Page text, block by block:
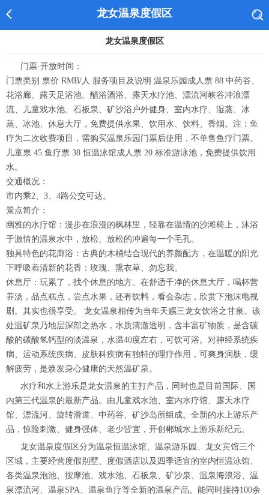
龙女温泉度假区
龙女温泉度假区
门票·开放时间：
门票类别 票价 RMB/人 服务项目及说明 温泉乐园成人票 88 中药谷、
花浴廊、露天足浴池、醋浴酒浴、露天水疗池、漂流河峡谷冲浪漂
流、儿童戏水池、石板泉、矿沙浴户外健身、室内水疗、湿蒸、冰
蒸、冰池、休息大厅，免费提供水果、饮用水、饮料、香烟。注：鱼
疗为二次收费项目，需购买温泉乐园门票后使用，不单售鱼疗门票。
儿童票 45 鱼疗票 38 恒温泳馆成人票 20 标准游泳池，免费提供饮用
水。
交通概况：
市内乘2、3、4路公交可达。
景点简介：
幽雅的水疗馆：漫步在浪漫的枫林里，轻靠在温情的沙滩椅上，沐浴
于激情的温泉水中，放松、放松的冲遍每一个毛孔。
独具特色的花廊浴：古典的木桶结合现代的养颜配方，在温暖的阳光
下呼吸着清新的花香：玫瑰、熏衣草、勿忘我。
休息厅：玩累了，找个休息的地方。在舒适干净的休息大厅，喝杯营
养汤，品点糕点，尝点水果，还有饮料，看会杂志，欣赏下泡沫电视
剧。其实也很享受。 龙女温泉相传为当年天赐三龙女饮浴之甘泉。该
处温矿泉乃地层深部之热水，水质清澈透明，含丰富矿物质，是含碳
酸的碳酸氢钙型的淡温泉，水温40度左右，可饮可浴。对神经系统疾
病、运动系统疾病、皮肤科疾病有独特的理疗作用，可爽身润肤，缓
解疲劳，是焕发身心健康的天然温矿泉。
水疗和水上游乐是龙女温泉的主打产品，同时也是目前国际、国
内第三代温泉的最新产品。由儿童戏水池、室内水疗馆、露天水疗
馆、漂流河、旋转滑道、中药谷、矿沙岛所组成。全新的水上游乐产
品，惊险刺激、健身强体、老少皆宜，开创郴城水上游乐新纪元。
龙女温泉度假区分为温泉恒温泳馆、温泉游乐园、龙女宾馆三个
区域，主要经营度假别墅、度假酒店以及四季适宜的室内恒温泳馆、
各类温泉泡池、按摩池、戏水池、石板泉、矿沙泉、温泉海浪浴、温
泉漂流河、温泉SPA、温泉鱼疗等全新的温泉产品。能同时接待100余